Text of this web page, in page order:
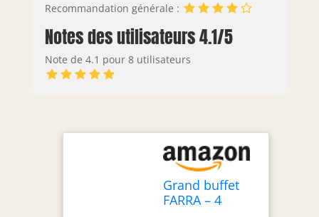
Recommandation générale :
Notes des utilisateurs 4.1/5
Note de 4.1 pour 8 utilisateurs
Grand buffet
FARRA – 4